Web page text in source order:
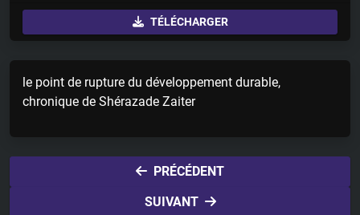
l
u
t
e
TÉLÉCHARGER
le point de rupture du développement durable,
chronique de Shérazade Zaiter
PRÉCÉDENT
SUIVANT